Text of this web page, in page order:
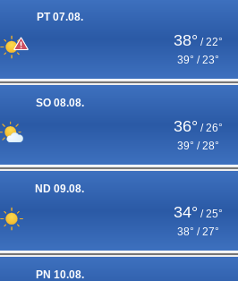
PT 07.08.
38° / 22°
39° / 23°
SO 08.08.
36° / 26°
39° / 28°
ND 09.08.
34° / 25°
38° / 27°
PN 10.08.